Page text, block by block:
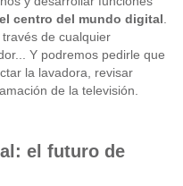
centro del mundo digital
de cualquier
Y podremos pedirle que
la lavadora, revisar
de la televisión.
el futuro de